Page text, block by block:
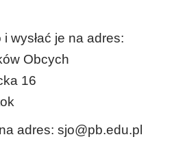
wysłać je na adres:
Obcych
16
adres: sjo@pb.edu.pl